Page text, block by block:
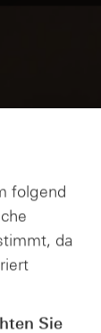
folgend
da
Sie